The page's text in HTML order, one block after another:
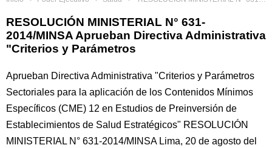
RESOLUCIÓN MINISTERIAL N° 631-
2014/MINSA Aprueban Directiva Administrativa
"Criterios y Parámetros
Aprueban Directiva Administrativa "Criterios y Parámetros
Sectoriales para la aplicación de los Contenidos Mínimos
Específicos (CME) 12 en Estudios de Preinversión de
Establecimientos de Salud Estratégicos" RESOLUCIÓN
MINISTERIAL N° 631-2014/MINSA Lima, 20 de agosto del